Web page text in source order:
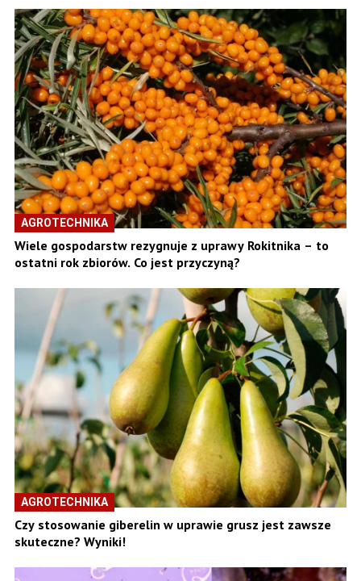
AGROTECHNIKA
Wiele gospodarstw rezygnuje z uprawy Rokitnika – to
ostatni rok zbiorów. Co jest przyczyną?
AGROTECHNIKA
Czy stosowanie giberelin w uprawie grusz jest zawsze
skuteczne? Wyniki!